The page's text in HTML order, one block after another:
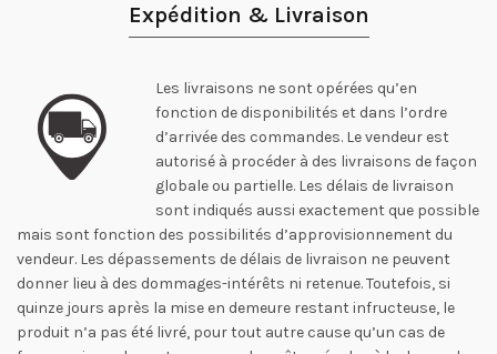
Expédition & Livraison
Les livraisons ne sont opérées qu’en
fonction de disponibilités et dans l’ordre
d’arrivée des commandes. Le vendeur est
autorisé à procéder à des livraisons de façon
globale ou partielle. Les délais de livraison
sont indiqués aussi exactement que possible
mais sont fonction des possibilités d’approvisionnement du
vendeur. Les dépassements de délais de livraison ne peuvent
donner lieu à des dommages-intérêts ni retenue. Toutefois, si
quinze jours après la mise en demeure restant infructeuse, le
produit n’a pas été livré, pour tout autre cause qu’un cas de